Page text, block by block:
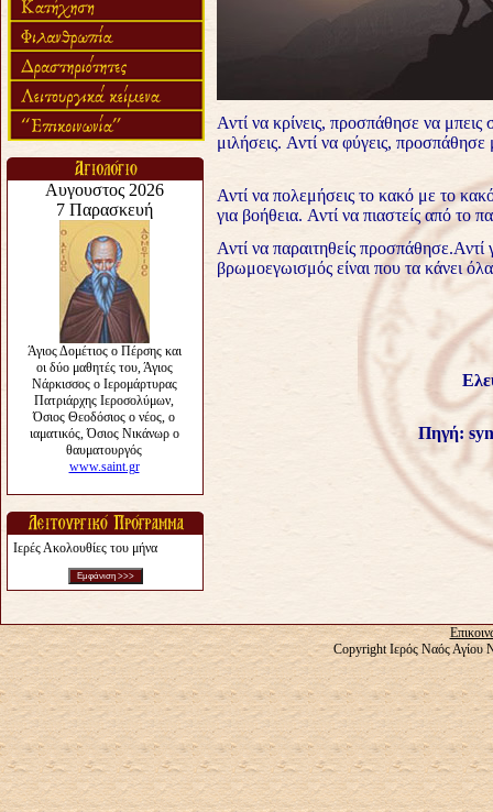
Ιερές Ακολουθίες του μήνα
Αντί να κρίνεις, προσπάθησε να
μιλήσεις. Αντί να φύγεις,
Αντί να πολεμήσεις το κακό με το
για βοήθεια. Αντί να πιαστείς από το
Αντί να παραιτηθείς
βρωμοεγωισμός είναι που τα κάνει
Πηγή:
Copyright Ιερός Ναός Αγίου